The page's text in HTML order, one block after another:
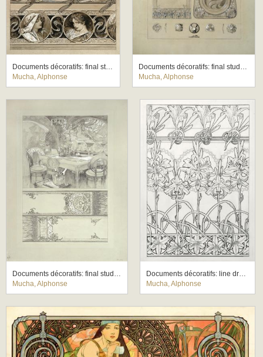
Documents décoratifs: final study for Plate 60
Mucha, Alphonse
Documents décoratifs: final study for Plate 71
Mucha, Alphonse
Documents décoratifs: final study for Plate 72
Mucha, Alphonse
Documents décoratifs: line drawing for Plate 33, featuring lily motifs
Mucha, Alphonse